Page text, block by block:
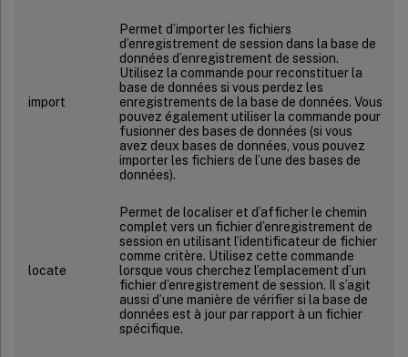
import
Permet d’importer les fichiers
d’enregistrement de session dans la base de
données d’enregistrement de session.
Utilisez la commande pour reconstituer la
base de données si vous perdez les
enregistrements de la base de données. Vous
pouvez également utiliser la commande pour
fusionner des bases de données (si vous
avez deux bases de données, vous pouvez
importer les fichiers de l’une des bases de
données).
locate
Permet de localiser et d’afficher le chemin
complet vers un fichier d’enregistrement de
session en utilisant l’identificateur de fichier
comme critère. Utilisez cette commande
lorsque vous cherchez l’emplacement d’un
fichier d’enregistrement de session. Il s’agit
aussi d’une manière de vérifier si la base de
données est à jour par rapport à un fichier
spécifique.